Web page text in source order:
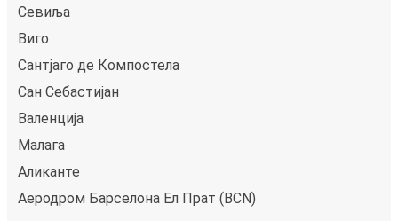
Севиља
Виго
Сантјаго де Компостела
Сан Себастијан
Валенција
Малага
Аликанте
Аеродром Барселона Ел Прат (BCN)